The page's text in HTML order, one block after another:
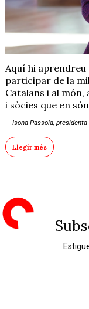
Aquí hi
participar de la
Catalans i al món,
i sòcies que en
Isona Passola,
Llegir més